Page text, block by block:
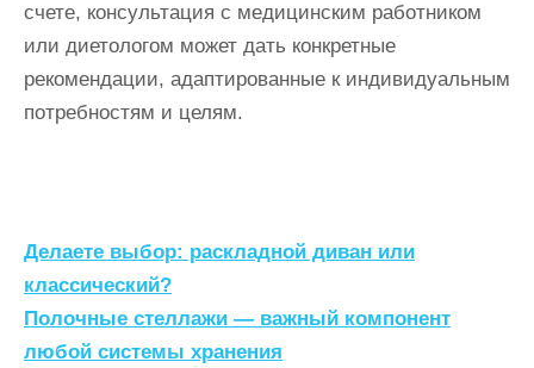
счете, консультация с медицинским работником
или диетологом может дать конкретные
рекомендации, адаптированные к индивидуальным
потребностям и целям.
Н
а
в
Делаете выбор: раскладной диван или
классический?
Полочные стеллажи — важный компонент
любой системы хранения